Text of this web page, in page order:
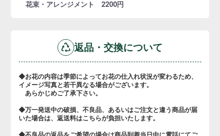
花束・アレンジメント 2200円
返品・交換について
◆お花の内容は季節によってお花の仕入れ状況が変わるため、
イメージ写真と若干異なる場合がございます。
あらかじめご了承下さい。
◆万一発送中の破損、不良品、あるいはご注文と違う商品が届
いた場合は、返送料はこちらが負担いたします。